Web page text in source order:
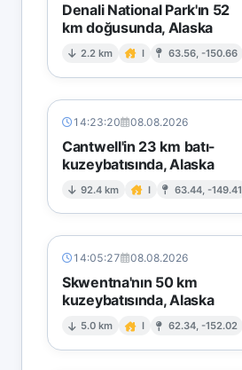
Denali National Park'ın 52
km doğusunda, Alaska
2.2 km I 63.56, -150.66
14:23:20 08.08.2026
Cantwell'in 23 km batı-
kuzeybatısında, Alaska
92.4 km I 63.44, -149.41
14:05:27 08.08.2026
Skwentna'nın 50 km
kuzeybatısında, Alaska
5.0 km I 62.34, -152.02